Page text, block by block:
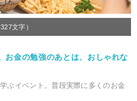
文字）
お金の勉強のあとは、おしゃれな
ぶイベント。普段実際に多くのお金